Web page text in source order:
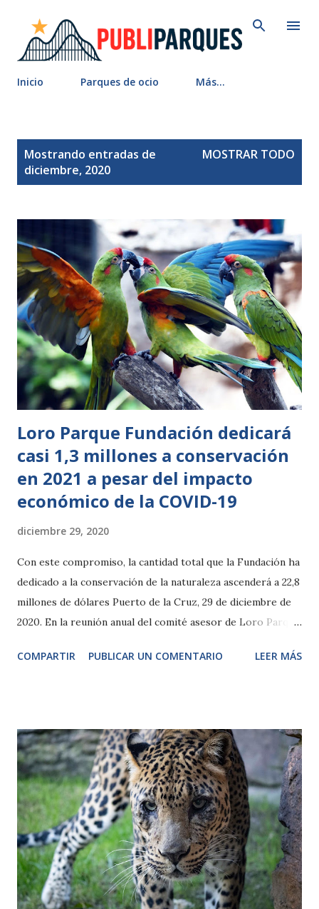
Inicio Parques de ocio Más…
Mostrando entradas de
diciembre, 2020
MOSTRAR TODO
Loro Parque Fundación dedicará
casi 1,3 millones a conservación
en 2021 a pesar del impacto
económico de la COVID-19
diciembre 29, 2020
Con este compromiso, la cantidad total que la Fundación ha
dedicado a la conservación de la naturaleza ascenderá a 22,8
millones de dólares Puerto de la Cruz, 29 de diciembre de
2020. En la reunión anual del comité asesor de Loro Parque
se ha decidido dedicar casi 1,3 millones de dólares a 53
destinado a la conservación de la naturaleza ascenderá a
22,8 millones de dólares. Destacan este año los proyectos
que se desarrollarán en Europa, especialmente en Canarias
y en el resto de la Macaronesia (Cabo Verde, Madeira y
Azores), que recibirán casi la mitad de los fondos (más de
585.000 dólares), seguidos de los proyectos centrados en
las especies y ecosistemas amenazados del continente
americano, que este año recibirán el 34% de los fondos
(más de 440.000 d...
COMPARTIR PUBLICAR UN COMENTARIO LEER MÁS